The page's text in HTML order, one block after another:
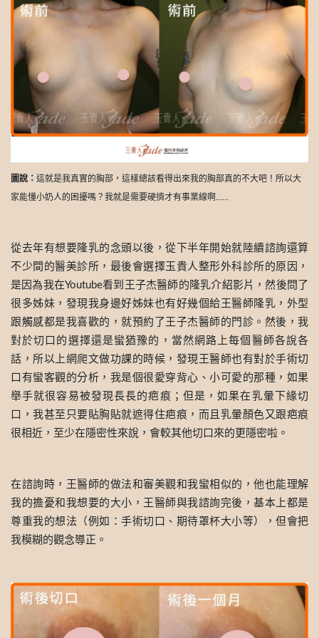
圖說： 這就是我真實的胸部，這樣總該看得出來我的胸部真的不大吧！所以大
家能懂小奶人的困擾嗎？我就是需要硬擠才有事業線啊……
從去年有想要隆乳的念頭以後，從下半年開始就陸續諮詢還算
不少間的醫美診所，最後會選擇玉貴人整形外科診所的原因，
是因為我在Youtube看到王子杰醫師的隆乳介紹影片，然後問了
很多姊妹，發現我身邊好姊妹也有好幾個給王醫師隆乳，外型
跟觸感都是我喜歡的，就預約了王子杰醫師的門診。然後，我
對於切口的選擇還是蠻猶豫的，當然網路上每個醫師各說各
話，所以上網爬文做功課的時候，發現王醫師也有對於手術切
口有蠻客觀的分析，我是個很愛穿背心、小可愛的那種，如果
舉手就很容易被發現長長的疤痕；但是，如果在乳暈下緣切
口，我甚至只要貼胸貼就遮得住疤痕，而且乳暈顏色又跟疤痕
很相近，至少在隱密性來說，會較其他切口來的更隱密啦。
在諮詢時，王醫師的做法和審美觀和我蠻相似的，他也能理解
我的擔憂和我想要的大小，王醫師與我諮詢完後，基本上都是
尊重我的想法（例如：手術切口、期待罩杯大小等），但會把
我模糊的觀念導正。